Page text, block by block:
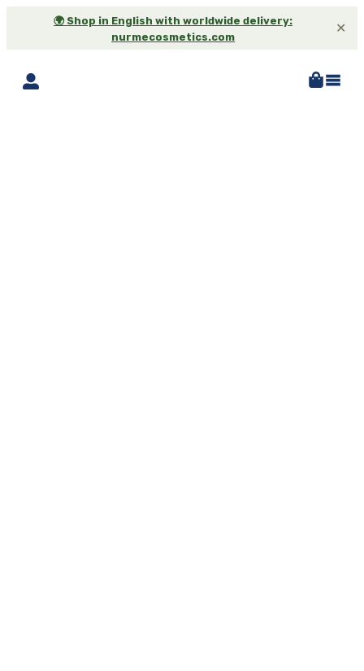
🌍 Shop in English with worldwide delivery:
nurmecosmetics.com
✕